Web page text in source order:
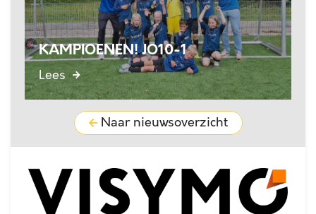
KAMPIOENEN! JO10-1
Lees
Naar nieuwsoverzicht